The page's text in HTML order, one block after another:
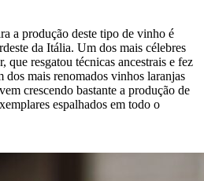
a produção deste tipo de vinho é
da Itália. Um dos mais célebres
que resgatou técnicas ancestrais e fez
mais renomados vinhos laranjas
crescendo bastante a produção de
espalhados em todo o